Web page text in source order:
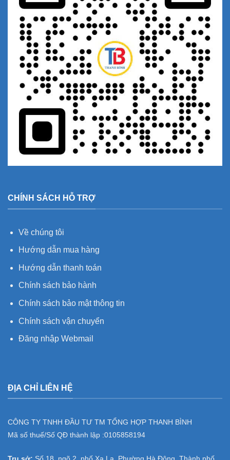
CHÍNH SÁCH HỖ TRỢ
Về chúng tôi
Hướng dẫn mua hàng
Hướng dẫn thanh toán
Chính sách bảo hành
Chính sách bảo mật thông tin
Chính sách vận chuyển
Đăng nhập Webmail
ĐỊA CHỈ LIÊN HỆ
CÔNG TY TNHH ĐẦU TƯ TM TỔNG HỢP THANH BÌNH
Mã số thuế/Số QĐ thành lập :0105858194